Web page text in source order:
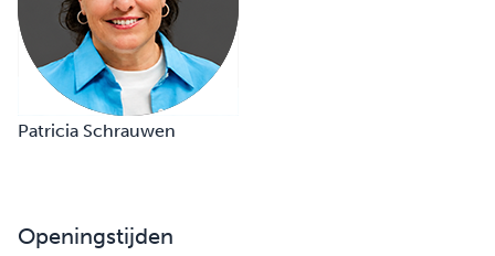
Patricia Schrauwen
Openingstijden